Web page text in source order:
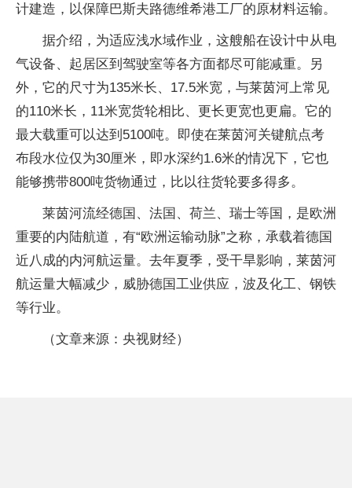
计建造，以保障巴斯夫路德维希港工厂的原材料运输。
据介绍，为适应浅水域作业，这艘船在设计中从电
气设备、起居区到驾驶室等各方面都尽可能减重。另
外，它的尺寸为135米长、17.5米宽，与莱茵河上常见
的110米长，11米宽货轮相比、更长更宽也更扁。它的
最大载重可以达到5100吨。即使在莱茵河关键航点考
布段水位仅为30厘米，即水深约1.6米的情况下，它也
能够携带800吨货物通过，比以往货轮要多得多。
莱茵河流经德国、法国、荷兰、瑞士等国，是欧洲
重要的内陆航道，有“欧洲运输动脉”之称，承载着德国
近八成的内河航运量。去年夏季，受干旱影响，莱茵河
航运量大幅减少，威胁德国工业供应，波及化工、钢铁
等行业。
（文章来源：央视财经）